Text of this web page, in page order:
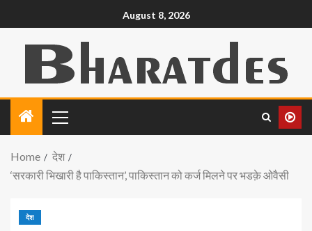
August 8, 2026
Home
देश
‘सरकारी भिखारी है पाकिस्तान’, पाकिस्तान को कर्ज मिलने पर भडक़े ओवैसी
देश